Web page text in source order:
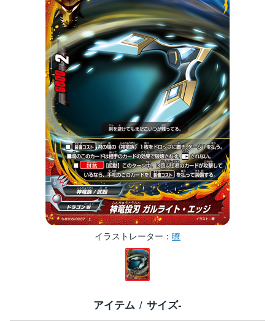
イラストレーター 瞭
アイテム サイズ-